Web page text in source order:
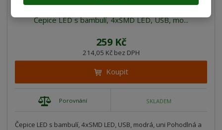
Čepice LED s bambulí, 4xSMD LED, USB, mo...
259 Kč
214,05 Kč bez DPH
Koupit
Porovnání SKLADEM
Čepice LED s bambulí, 4xSMD LED, USB, modrá, uni Pohodlná a